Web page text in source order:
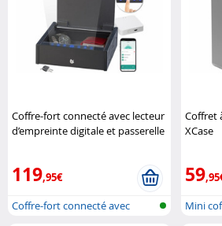
Coffre-fort connecté avec lecteur
d’empreinte digitale et passerelle
119,95€
Coffre-fort connecté avec
Coffret
XCase
59
Mini